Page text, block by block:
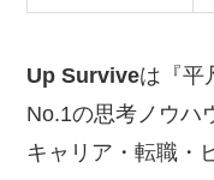
Up Surviveは『平
No.1の思考ノウハ
キャリア・転職・